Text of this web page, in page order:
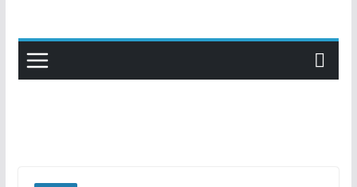
content